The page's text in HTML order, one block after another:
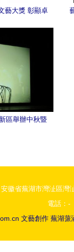
藝大獎 彰顯卓
區舉辦中秋暨
徽省蕪湖市灣沚區灣
電話：-
文藝創作 蕪湖蒎